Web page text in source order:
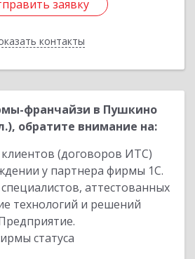
заявку
контакты
заявку
Назад
франчайзи в Пушкино
обратите внимание на:
(договоров ИТС)
у партнера фирмы 1С.
аттестованных
технологий и решений
статуса